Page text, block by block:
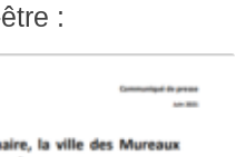
: